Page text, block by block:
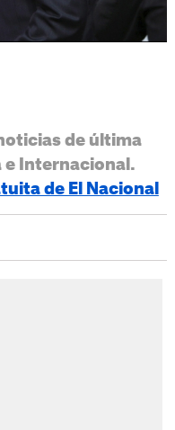
de última
e Internacional.
de El Nacional